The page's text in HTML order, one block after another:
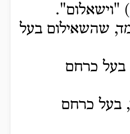
) "וישאלום".
שהשאילום בעל
בעל כרחם
בעל כרחם